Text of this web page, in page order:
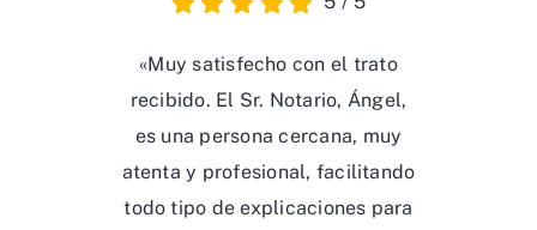
«Muy satisfecho con el trato
recibido. El Sr. Notario, Ángel,
es una persona cercana, muy
atenta y profesional, facilitando
todo tipo de explicaciones para